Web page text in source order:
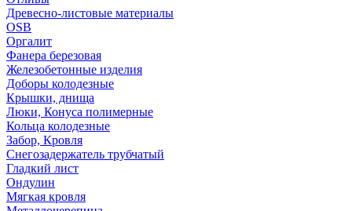
Древесно-листовые материалы
OSB
Оргалит
Фанера березовая
Железобетонные изделия
Доборы колодезные
Крышки, днища
Люки, Конуса полимерные
Кольца колодезные
Забор, Кровля
Снегозадержатель трубчатый
Гладкий лист
Ондулин
Мягкая кровля